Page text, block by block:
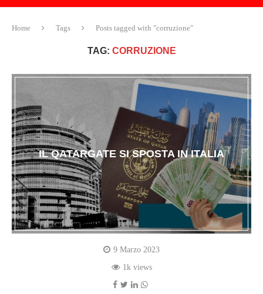
Home Tags Posts tagged with "corruzione"
TAG: CORRUZIONE
IL QATARGATE SI SPOSTA IN ITALIA
9 Marzo 2023
1k views